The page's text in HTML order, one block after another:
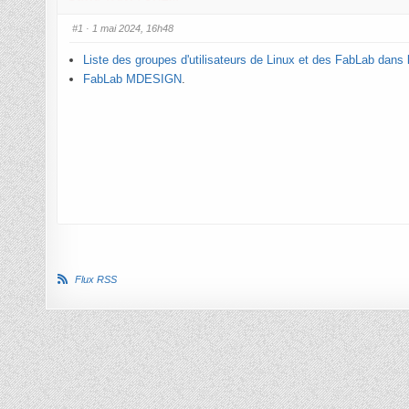
#1 · 1 mai 2024, 16h48
Liste des groupes d'utilisateurs de Linux et des FabLab dans
FabLab MDESIGN.
Flux RSS